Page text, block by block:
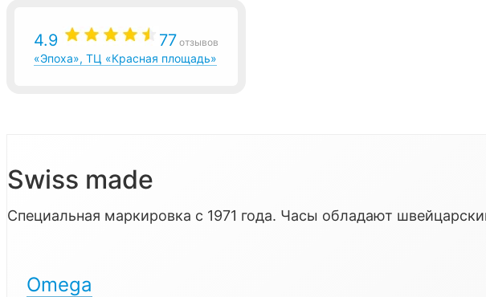
4.9 77 отзывов
«Эпоха», ТЦ «Красная площадь»
Swiss made
Специальная маркировка с 1971 года. Часы обладают
Omega